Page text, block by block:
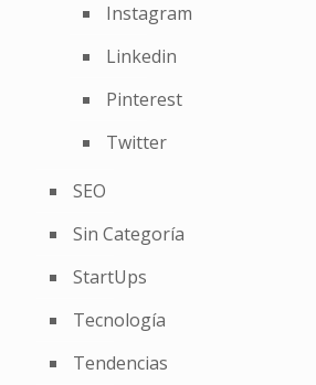
Instagram
Linkedin
Pinterest
Twitter
SEO
Sin Categoría
StartUps
Tecnología
Tendencias